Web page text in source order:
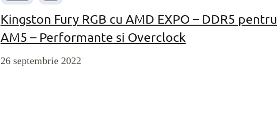
Kingston Fury RGB cu AMD EXPO – DDR5 pentru
AM5 – Performante si Overclock
26 septembrie 2022